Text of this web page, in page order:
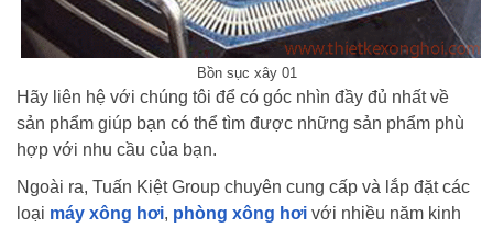
Bồn sục xây 01
Hãy liên hệ với chúng tôi để có góc nhìn đầy đủ nhất về
sản phẩm giúp bạn có thể tìm được những sản phẩm phù
hợp với nhu cầu của bạn.
Ngoài ra, Tuấn Kiệt Group chuyên cung cấp và lắp đặt các
loại máy xông hơi, phòng xông hơi với nhiều năm kinh